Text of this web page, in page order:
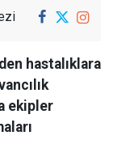
hastalıklara
ekipler